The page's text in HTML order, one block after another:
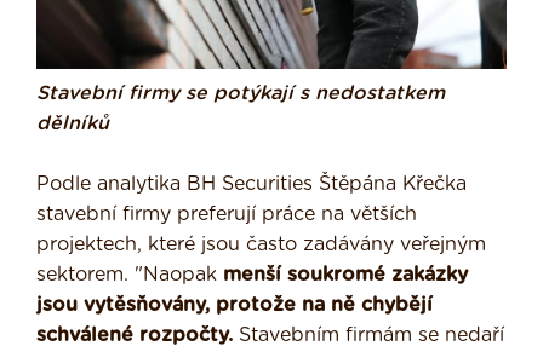
Stavební firmy se potýkají s nedostatkem
dělníků
Podle analytika BH Securities Štěpána Křečka
stavební firmy preferují práce na větších
projektech, které jsou často zadávány veřejným
sektorem. "Naopak menší soukromé zakázky
jsou vytěsňovány, protože na ně chybějí
schválené rozpočty. Stavebním firmám se nedaří